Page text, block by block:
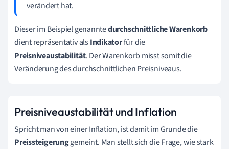
verändert hat.
Dieser im Beispiel genanntedurchschnittliche Warenkorb
dient repräsentativ alsIndikatorfür die
Preisniveaustabilität. Der Warenkorb misst somit die
Veränderung des durchschnittlichen Preisniveaus.
Preisniveaustabilität und Inflation
Spricht man von einer Inflation, ist damit im Grunde die
Preissteigerunggemeint. Man stellt sich die Frage, wie stark